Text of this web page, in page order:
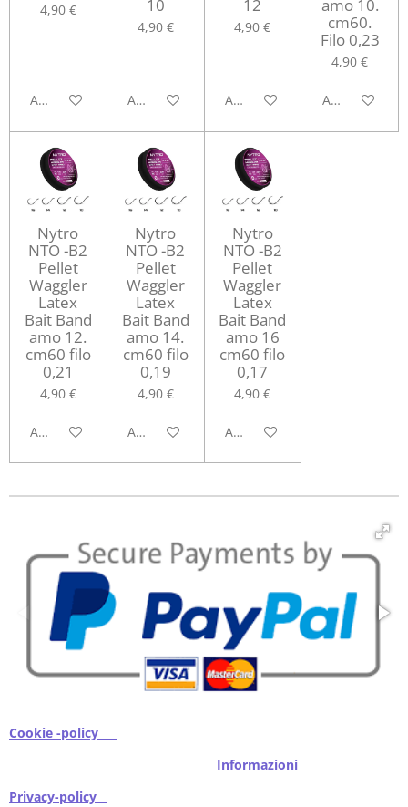
4,90 €
Aggiungi al carrello
10
4,90 €
Aggiungi al carrello
12
4,90 €
Aggiungi al carrello
amo 10.
cm60.
Filo 0,23
4,90 €
Aggiungi al
Nytro
NTO -B2
Pellet
Waggler
Latex
Bait Band
amo 12.
cm60 filo
0,21
4,90 €
Aggiungi al carrello
Nytro
NTO -B2
Pellet
Waggler
Latex
Bait Band
amo 14.
cm60 filo
0,19
4,90 €
Aggiungi al carrello
Nytro
NTO -B2
Pellet
Waggler
Latex
Bait Band
amo 16
cm60 filo
0,17
4,90 €
Aggiungi al carrello
Cookie -policy
Informazioni
Privacy-policy